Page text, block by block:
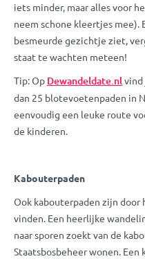
iets minder, maar alles voor
neem schone kleertjes mee).
besmeurde gezichtje ziet,
staat te wachten meteen!
Tip: Op Dewandeldate.nlvind
dan 25 blotevoetenpaden in
eenvoudig een leuke route
de kinderen.
Kabouterpaden
Ook kabouterpaden zijn
vinden. Een heerlijke
naar sporen zoekt van de
Staatsbosbeheer wonen.